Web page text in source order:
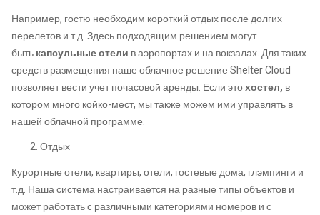
Например, гостю необходим короткий отдых после долгих
перелетов и т.д. Здесь подходящим решением могут
бытькапсульные отели в аэропортах и на вокзалах. Для таких
средств размещения наше облачное решение Shelter Cloud
позволяет вести учет почасовой аренды. Если этохостел, в
котором много койко-мест, мы также можем ими управлять в
нашей облачной программе.
Отдых
Курортные отели, квартиры, отели, гостевые дома, глэмпинги и
т.д. Наша система настраивается на разные типы объектов и
может работать с различными категориями номеров и с